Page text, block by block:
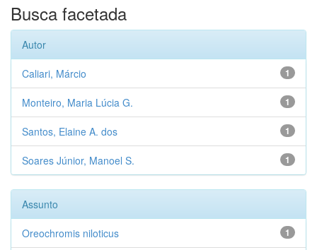
Busca facetada
Autor
1
Caliari, Márcio
1
Monteiro, Maria Lúcia G.
1
Santos, Elaine A. dos
1
Soares Júnior, Manoel S.
Assunto
1
Oreochromis niloticus